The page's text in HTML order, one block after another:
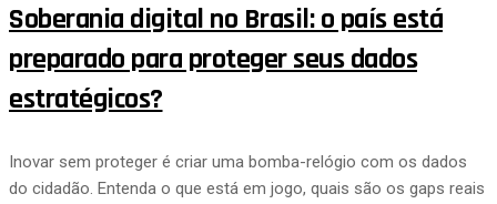
Soberania digital no Brasil: o país está
preparado para proteger seus dados
estratégicos?
Inovar sem proteger é criar uma bomba-relógio com os dados
do cidadão. Entenda o que está em jogo, quais são os gaps reais